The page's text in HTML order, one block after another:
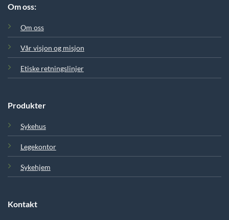
Om oss:
Om oss
Vår visjon og misjon
Etiske retningslinjer
Produkter
Sykehus
Legekontor
Sykehjem
Kontakt